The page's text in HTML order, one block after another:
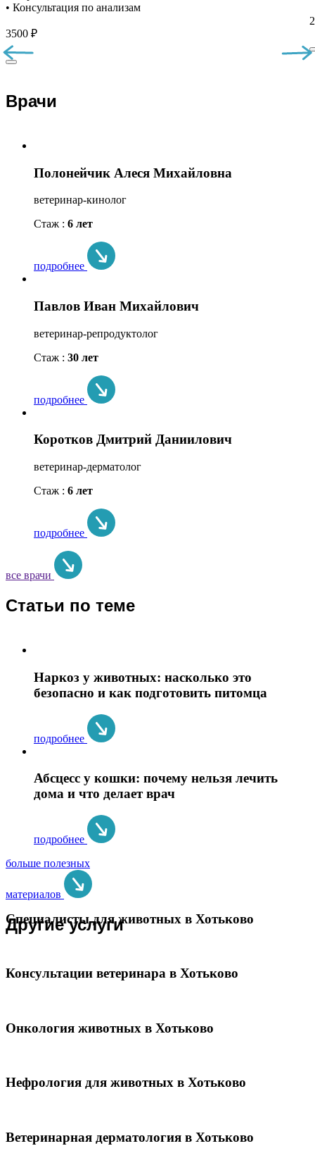
• Консультация по анализам
3500 ₽
Врачи
Полонейчик Алеся Михайловна
ветеринар-кинолог
Стаж : 6 лет
подробнее
Павлов Иван Михайлович
ветеринар-репродуктолог
Стаж : 30 лет
подробнее
Коротков Дмитрий Даниилович
ветеринар-дерматолог
Стаж : 6 лет
подробнее
все врачи
Статьи по теме
Наркоз у животных: насколько это
безопасно и как подготовить питомца
подробнее
Абсцесс у кошки: почему нельзя лечить
дома и что делает врач
подробнее
больше полезных
материалов
Другие услуги
Специалисты для животных в Хотьково
Консультации ветеринара в Хотьково
Онкология животных в Хотьково
Нефрология для животных в Хотьково
Ветеринарная дерматология в Хотьково